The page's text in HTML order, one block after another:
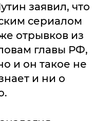
заявил, что
сериалом
отрывков из
главы РФ,
и он такое не
и ни о